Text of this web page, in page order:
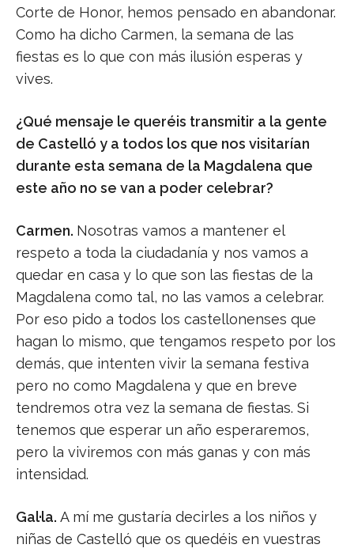
Corte de Honor, hemos pensado en abandonar.
Como ha dicho Carmen, la semana de las
fiestas es lo que con más ilusión esperas y
vives.
¿Qué mensaje le queréis transmitir a la gente
de Castelló y a todos los que nos visitarían
durante esta semana de la Magdalena que
este año no se van a poder celebrar?
Carmen. Nosotras vamos a mantener el
respeto a toda la ciudadanía y nos vamos a
quedar en casa y lo que son las fiestas de la
Magdalena como tal, no las vamos a celebrar.
Por eso pido a todos los castellonenses que
hagan lo mismo, que tengamos respeto por los
demás, que intenten vivir la semana festiva
pero no como Magdalena y que en breve
tendremos otra vez la semana de fiestas. Si
tenemos que esperar un año esperaremos,
pero la viviremos con más ganas y con más
intensidad.
Gal·la. A mí me gustaría decirles a los niños y
niñas de Castelló que os quedéis en vuestras